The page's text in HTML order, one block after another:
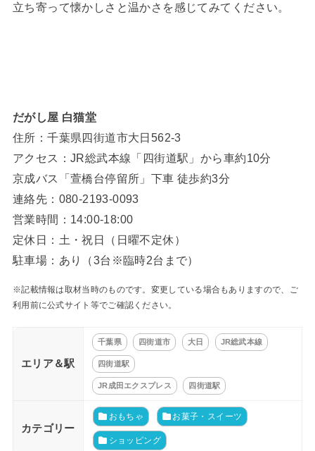
立ち寄って懐かしさと温かさを感じてみてください。
だがし屋 白猫堂
住所：千葉県四街道市大日562-3
アクセス：JR総武本線「四街道駅」から車約10分
京成バス「萱橋台停留所」下車 徒歩約3分
連絡先：080-2193-0093
営業時間：14:00-18:00
定休日：土・祝日（日曜不定休）
駐車場：あり（3台※臨時2台まで）
※記載情報は取材当時のものです。変更している場合もありますので、ご
利用前に公式サイト等でご確認ください。
エリア＆駅
千葉県 四街道市 大日 JR総武本線
四街道駅
JR成田エクスプレス 四街道駅
カテゴリー
おもちゃ お菓子・スイーツ
ショッピング